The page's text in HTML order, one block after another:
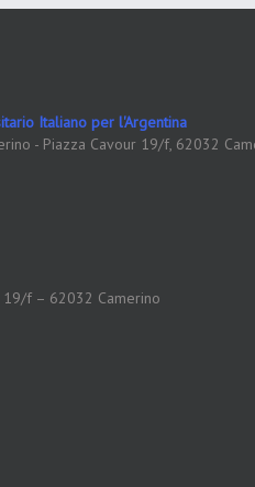
Italiano per l'Argentina
- Piazza Cavour 19/f, 62032
19/f – 62032 Camerino